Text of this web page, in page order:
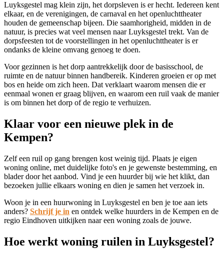
Luyksgestel mag klein zijn, het dorpsleven is er hecht. Iedereen kent
elkaar, en de verenigingen, de carnaval en het openluchttheater
houden de gemeenschap bijeen. Die saamhorigheid, midden in de
natuur, is precies wat veel mensen naar Luyksgestel trekt. Van de
dorpsfeesten tot de voorstellingen in het openluchttheater is er
ondanks de kleine omvang genoeg te doen.
Voor gezinnen is het dorp aantrekkelijk door de basisschool, de
ruimte en de natuur binnen handbereik. Kinderen groeien er op met
bos en heide om zich heen. Dat verklaart waarom mensen die er
eenmaal wonen er graag blijven, en waarom een ruil vaak de manier
is om binnen het dorp of de regio te verhuizen.
Klaar voor een nieuwe plek in de
Kempen?
Zelf een ruil op gang brengen kost weinig tijd. Plaats je eigen
woning online, met duidelijke foto's en je gewenste bestemming, en
blader door het aanbod. Vind je een huurder bij wie het klikt, dan
bezoeken jullie elkaars woning en dien je samen het verzoek in.
Woon je in een huurwoning in Luyksgestel en ben je toe aan iets
anders? Schrijf je in en ontdek welke huurders in de Kempen en de
regio Eindhoven uitkijken naar een woning zoals de jouwe.
Hoe werkt woning ruilen in Luyksgestel?